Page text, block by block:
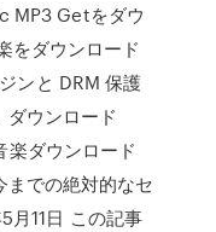
MP3 Getをダウ
をダウンロード
ンと DRM 保護
ウンロード
ダウンロード
での絶対的なセ
月11日 この記事